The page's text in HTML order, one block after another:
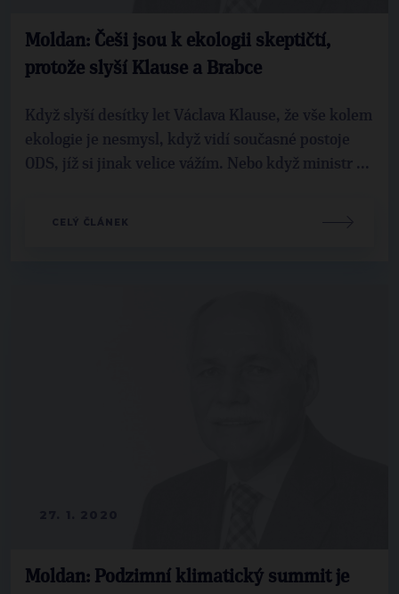
Moldan: Češi jsou k ekologii skeptičtí,
protože slyší Klause a Brabce
Když slyší desítky let Václava Klause, že vše kolem
ekologie je nesmysl, když vidí současné postoje
ODS, jíž si jinak velice vážím. Nebo když ministr ...
CELÝ ČLÁNEK
Moldan: Podzimní klimatický summit je